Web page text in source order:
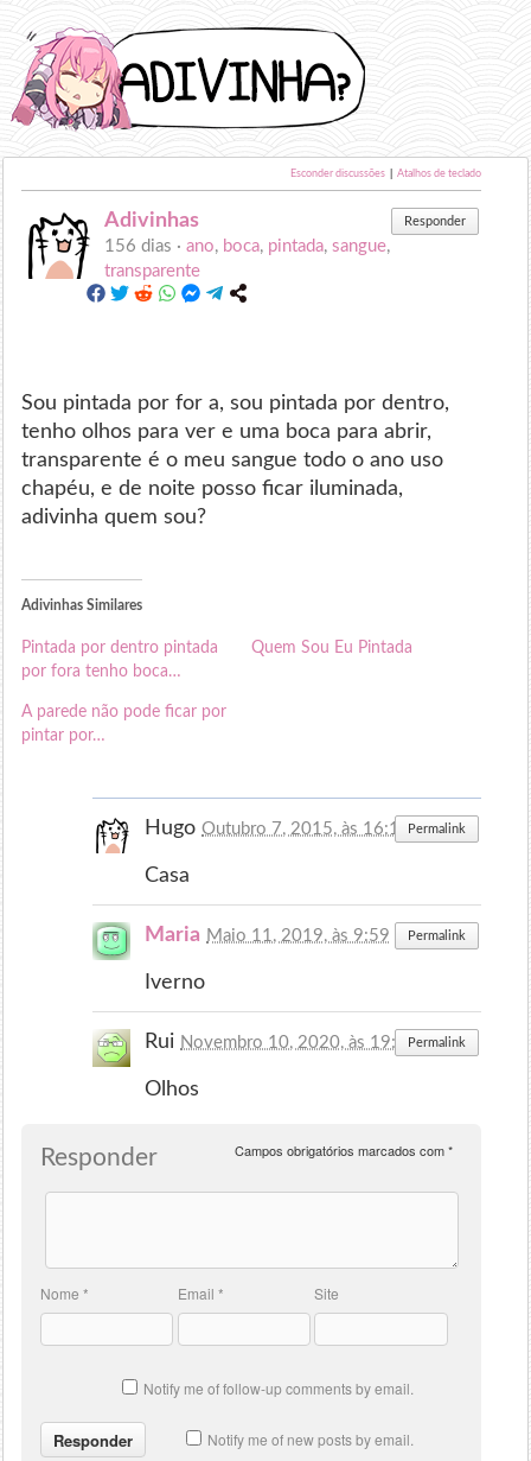
Esconder discussões Atalhos de teclado
Adivinhas Responder
156 dias ·ano, boca, pintada,sangue,
transparente
Sou pintada por for a, sou pintada por dentro,
tenho olhos para ver e uma boca para abrir,
transparente é o meu sangue todo o ano uso
chapéu, e de noite posso ficar iluminada,
adivinha quem sou?
Adivinhas Similares
Pintada por dentro pintada
por fora tenho boca…
Quem Sou Eu Pintada
A parede não pode ficar por
pintar por…
HugoOutubro 7, 2015, às 16:15Permalink
Casa
Maria Maio 11, 2019, às 9:59 Permalink
Iverno
Rui Novembro 10, 2020, às 19:40Permalink
Olhos
Responder Campos obrigatórios marcados com*
Nome* Email * Site
Notify me of follow-up comments by email.
Notify me of new posts by email.